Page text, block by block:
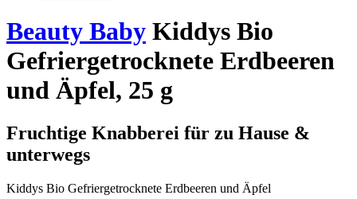
Beauty Baby Kiddys Bio
Gefriergetrocknete Erdbeeren
und Äpfel, 25 g
Fruchtige Knabberei für zu Hause &
unterwegs
Kiddys Bio Gefriergetrocknete Erdbeeren und Äpfel